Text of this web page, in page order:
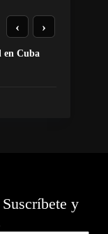
en Cuba
‹ ›
y